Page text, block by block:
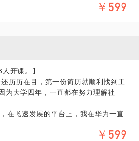
流，可以申请我名下另外一个主题：
成功落地。
，多项年度重大公关活动和实施。过
业战略，优化企业考核方案，对企
来聊一聊战略这个话题，我将帮助
￥599
开课。】
历历在目，第一份简历就顺利找到工
为大学四年，一直都在努力理解社
在飞速发展的平台上，我在华为一直
招聘组运营负责人操盘了广东、广
￥599